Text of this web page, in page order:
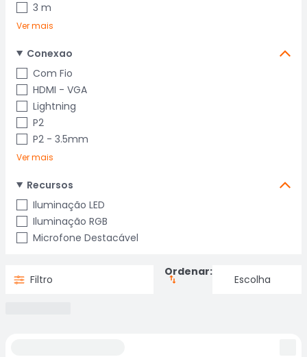
3 m
Ver mais
Conexao
Com Fio
HDMI - VGA
Lightning
P2
P2 - 3.5mm
Ver mais
Recursos
Iluminação LED
Iluminação RGB
Microfone Destacável
Filtro
Ordenar: